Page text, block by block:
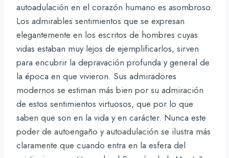
autoadulación en el corazón humano es asombroso.
Los admirables sentimientos que se expresan
elegantemente en los escritos de hombres cuyas
vidas estaban muy lejos de ejemplificarlos, sirven
para encubrir la depravación profunda y general de
la época en que vivieron. Sus admiradores
modernos se estiman más bien por su admiración
de estos sentimientos virtuosos, que por lo que
saben que son en la vida y en carácter. Nunca este
poder de autoengaño y autoadulación se ilustra más
claramente que cuando entra en la esfera del